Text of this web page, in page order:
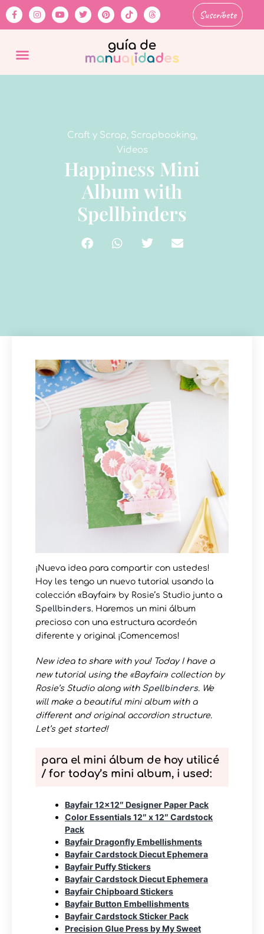
Suscríbete
Craft y Scrap, Scrapbooking,
Videos
Happiness Mini
Album with
Spellbinders
¡Nueva idea para compartir con ustedes!
Hoy les tengo un nuevo tutorial usando la
colección «Bayfair» by Rosie’s Studio junto a
Spellbinders. Haremos un mini álbum
precioso con una estructura acordeón
diferente y original ¡Comencemos!
New idea to share with you! Today I have a
new tutorial using the «Bayfair» collection by
Rosie’s Studio along with Spellbinders. We
will make a beautiful mini album with a
different and original accordion structure.
Let’s get started!
para el mini álbum de hoy utilicé
/ for today’s mini album, i used:
Bayfair 12×12″ Designer Paper Pack
Color Essentials 12″ x 12″ Cardstock
Pack
Bayfair Dragonfly Embellishments
Bayfair Cardstock Diecut Ephemera
Bayfair Puffy Stickers
Bayfair Cardstock Diecut Ephemera
Bayfair Chipboard Stickers
Bayfair Button Embellishments
Bayfair Cardstock Sticker Pack
Precision Glue Press by My Sweet